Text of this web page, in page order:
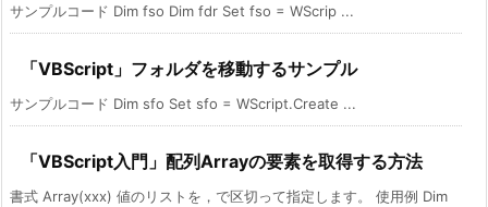
サンプルコード Dim fso Dim fdr Set fso = WScrip ...
「VBScript」フォルダを移動するサンプル
サンプルコード Dim sfo Set sfo = WScript.Create ...
「VBScript入門」配列Arrayの要素を取得する方法
書式 Array(xxx) 値のリストを，で区切って指定します。 使用例 Dim